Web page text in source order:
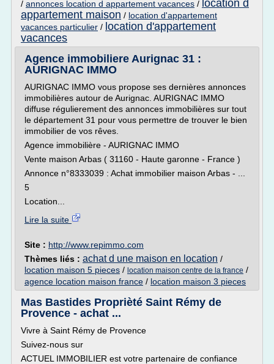
/ annonces location d appartement vacances / location d
appartement maison / location d'appartement
vacances particulier / location d'appartement
vacances
Agence immobiliere Aurignac 31 :
AURIGNAC IMMO
AURIGNAC IMMO vous propose ses dernières annonces
immobilières autour de Aurignac. AURIGNAC IMMO
diffuse régulierement des annonces immobilières sur tout
le département 31 pour vous permettre de trouver le bien
immobilier de vos rêves.
Agence immobilière - AURIGNAC IMMO
Vente maison Arbas ( 31160 - Haute garonne - France )
Annonce n°8333039 : Achat immobilier maison Arbas - ...
5
Location...
Lire la suite
Site : http://www.repimmo.com
Thèmes liés : achat d une maison en location /
location maison 5 pieces / location maison centre de la france /
agence location maison france / location maison 3 pieces
Mas Bastides Proprièté Saint Rémy de
Provence - achat ...
Vivre à Saint Rémy de Provence
Suivez-nous sur
ACTUEL IMMOBILIER est votre partenaire de confiance